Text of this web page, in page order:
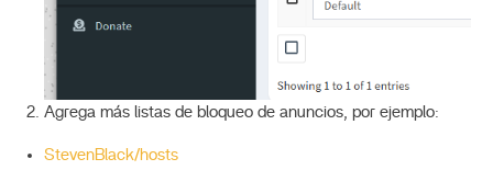
Agrega más listas de bloqueo de anuncios, por ejemplo:
StevenBlack/hosts